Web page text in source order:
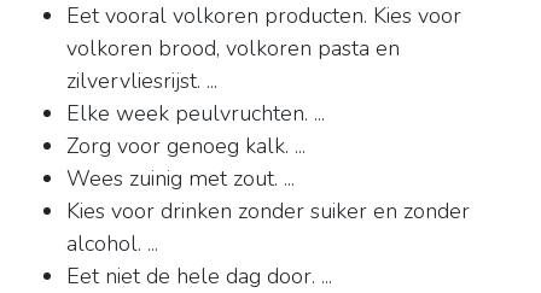
Eet vooral volkoren producten. Kies voor
volkoren brood, volkoren pasta en
zilvervliesrijst. ...
Elke week peulvruchten. ...
Zorg voor genoeg kalk. ...
Wees zuinig met zout. ...
Kies voor drinken zonder suiker en zonder
alcohol. ...
Eet niet de hele dag door. ...